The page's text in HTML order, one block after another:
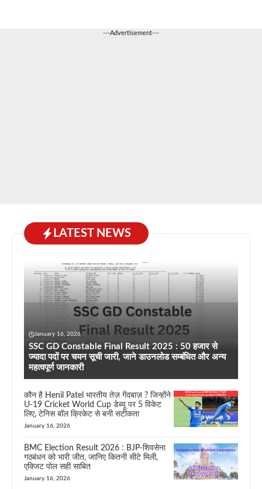
---Advertisement---
LATEST NEWS
January 16, 2026
SSC GD Constable Final Result 2025 : 50 हजार से
ज्यादा पदों पर चयन सूची जारी, जाने डाउनलोड सम्बंधित और अन्य
महत्वपूर्ण जानकारी
कौन है Henil Patel भारतीय तेज़ गेंदबाज़ ? जिन्होंने
U-19 Cricket World Cup डेब्यू पर 5 विकेट
लिए, टेनिस बॉल क्रिकेट से बनी सटीकता
January 16, 2026
BMC Election Result 2026 : BJP-शिवसेना
गठबंधन को भारी जीत, जानिए कितनी सीटे मिली,
एक्जिट पोल सही साबित
January 16, 2026